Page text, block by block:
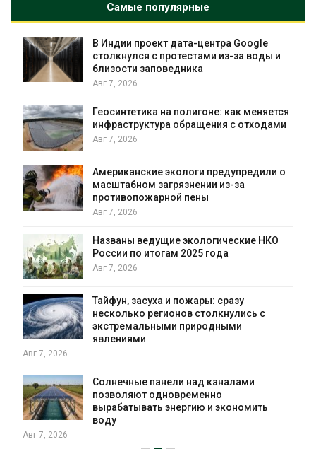
Самые популярные
В Индии проект дата-центра Google
столкнулся с протестами из-за воды и
близости заповедника
Авг 7, 2026
Геосинтетика на полигоне: как меняется
инфраструктура обращения с отходами
Авг 7, 2026
Американские экологи предупредили о
масштабном загрязнении из-за
противопожарной пены
Авг 7, 2026
Названы ведущие экологические НКО
России по итогам 2025 года
Авг 7, 2026
Тайфун, засуха и пожары: сразу
несколько регионов столкнулись с
экстремальными природными
явлениями
Авг 7, 2026
Солнечные панели над каналами
позволяют одновременно
вырабатывать энергию и экономить
воду
Авг 7, 2026